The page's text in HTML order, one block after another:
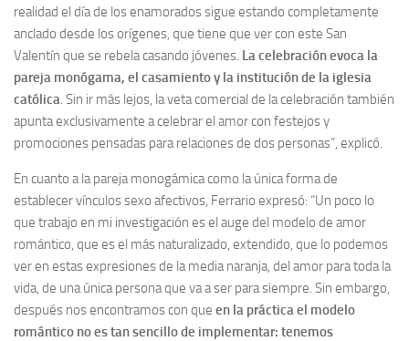
realidad el día de los enamorados sigue estando completamente
anclado desde los orígenes, que tiene que ver con este San
Valentín que se rebela casando jóvenes. La celebración evoca la
pareja monógama, el casamiento y la institución de la iglesia
católica . Sin ir más lejos, la veta comercial de la celebración también
apunta exclusivamente a celebrar el amor con festejos y
promociones pensadas para relaciones de dos personas”, explicó.
En cuanto a la pareja monogámica como la única forma de
establecer vínculos sexo afectivos, Ferrario expresó: “Un poco lo
que trabajo en mi investigación es el auge del modelo de amor
romántico, que es el más naturalizado, extendido, que lo podemos
ver en estas expresiones de la media naranja, del amor para toda la
vida, de una única persona que va a ser para siempre. Sin embargo,
después nos encontramos con que en la práctica el modelo
romántico no es tan sencillo de implementar: tenemos